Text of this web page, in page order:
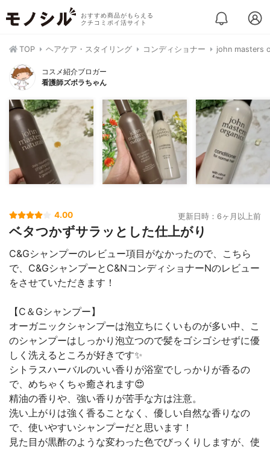
おすすめ商品がもらえる
クチコミポイ活サイト
TOP ヘアケア・スタイリング コンディショナー john masters
コスメ紹介ブロガー
看護師ズボラちゃん
4.00 更新日時：6ヶ月以上前
ベタつかずサラッとした仕上がり
C&Gシャンプーのレビュー項目がなかったので、こちら
で、C&GシャンプーとC&NコンディショナーNのレビュー
をさせていただきます！
【C＆Gシャンプー】
オーガニックシャンプーは泡立ちにくいものが多い中、こ
のシャンプーはしっかり泡立つので髪をゴシゴシせずに優
しく洗えるところが好きです✨
シトラスハーバルのいい香りが浴室でしっかりが香るの
で、めちゃくちゃ癒されます😍
精油の香りや、強い香りが苦手な方は注意。
洗い上がりは強く香ることなく、優しい自然な香りなの
で、使いやすいシャンプーだと思います！
見た目が黒酢のような変わった色でびっくりしますが、使